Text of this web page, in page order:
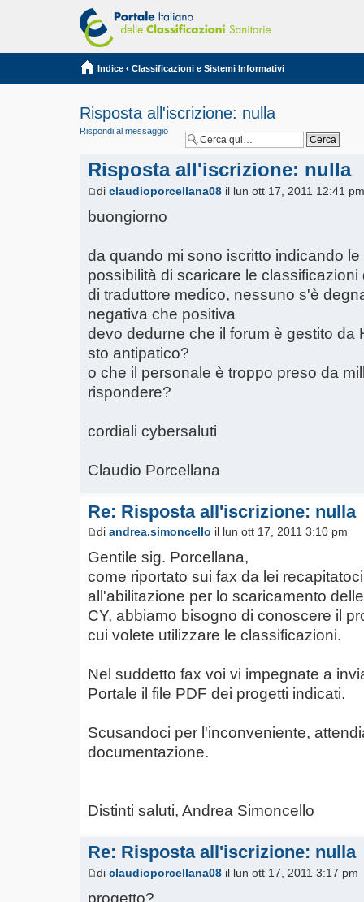
Indice ‹ Classificazioni e Sistemi Informativi
Risposta all'iscrizione: nulla
Rispondi al messaggio
Risposta all'iscrizione: nulla
di claudioporcellana08 il lun ott 17, 2011 12:41 pm
buongiorno
da quando mi sono iscritto indicando
possibilità di scaricare le
di traduttore medico, nessuno s'è
negativa che positiva
devo dedurne che il forum è gestito da
sto antipatico?
o che il personale è troppo preso da
rispondere?
cordiali cybersaluti
Claudio Porcellana
Re: Risposta all'iscrizione: nulla
di andrea.simoncello il lun ott 17, 2011 3:10 pm
Gentile sig. Porcellana,
come riportato sui fax da lei
all'abilitazione per lo scaricamento
CY, abbiamo bisogno di conoscere il
cui volete utilizzare le classificazioni.
Nel suddetto fax voi vi impegnate a
Portale il file PDF dei progetti indicati.
Scusandoci per l'inconveniente,
documentazione.
Distinti saluti, Andrea Simoncello
Re: Risposta all'iscrizione: nulla
di claudioporcellana08 il lun ott 17, 2011 3:17 pm
progetto?